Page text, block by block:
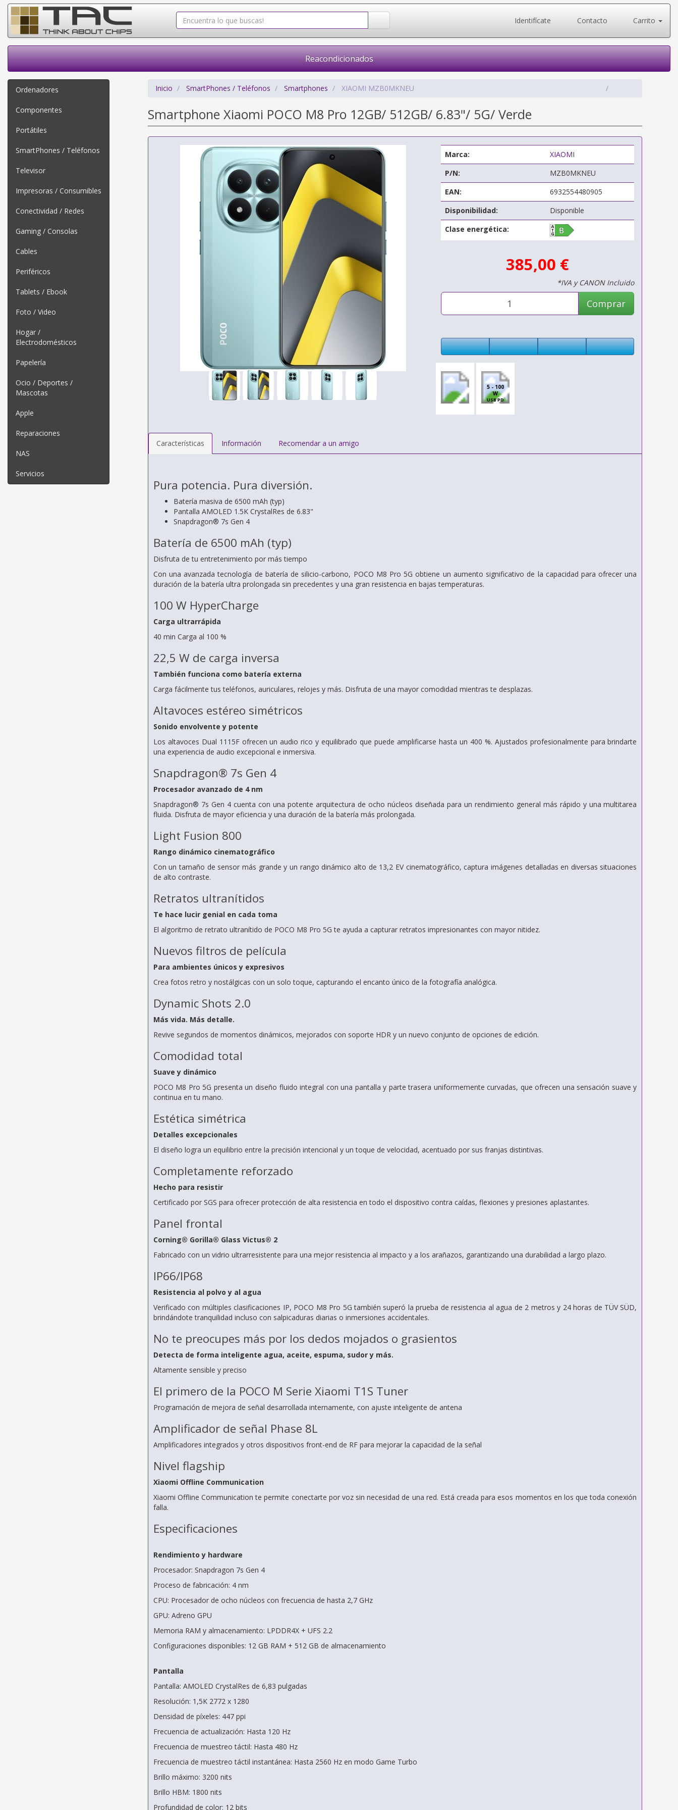
Identifícate Contacto Carrito
Reacondicionados
Ordenadores
Componentes
Portátiles
SmartPhones / Teléfonos
Televisor
Impresoras / Consumibles
Conectividad / Redes
Gaming / Consolas
Cables
Periféricos
Tablets / Ebook
Foto / Video
Hogar /
Electrodomésticos
Papelería
Ocio / Deportes /
Mascotas
Apple
Reparaciones
NAS
Servicios
Inicio SmartPhones / Teléfonos Smartphones XIAOMI MZB0MKNEU
Smartphone Xiaomi POCO M8 Pro 12GB/ 512GB/ 6.83"/ 5G/ Verde
Marca:
XIAOMI
P/N:
MZB0MKNEU
EAN:
6932554480905
Disponibilidad:
Disponible
Clase energética:
385,00 €
*IVA y CANON Incluido
Comprar
5 - 100
W
USB PD
Características Información Recomendar a un amigo
Pura potencia. Pura diversión.
Batería masiva de 6500 mAh (typ)
Pantalla AMOLED 1.5K CrystalRes de 6.83"
Snapdragon® 7s Gen 4
Batería de 6500 mAh (typ)
Disfruta de tu entretenimiento por más tiempo
Con una avanzada tecnología de batería de silicio-carbono, POCO M8 Pro 5G obtiene un aumento significativo de la capacidad para ofrecer una
duración de la batería ultra prolongada sin precedentes y una gran resistencia en bajas temperaturas.
100 W HyperCharge
Carga ultrarrápida
40 min Carga al 100 %
22,5 W de carga inversa
También funciona como batería externa
Carga fácilmente tus teléfonos, auriculares, relojes y más. Disfruta de una mayor comodidad mientras te desplazas.
Altavoces estéreo simétricos
Sonido envolvente y potente
Los altavoces Dual 1115F ofrecen un audio rico y equilibrado que puede amplificarse hasta un 400 %. Ajustados profesionalmente para brindarte
una experiencia de audio excepcional e inmersiva.
Snapdragon® 7s Gen 4
Procesador avanzado de 4 nm
Snapdragon® 7s Gen 4 cuenta con una potente arquitectura de ocho núcleos diseñada para un rendimiento general más rápido y una multitarea
fluida. Disfruta de mayor eficiencia y una duración de la batería más prolongada.
Light Fusion 800
Rango dinámico cinematográfico
Con un tamaño de sensor más grande y un rango dinámico alto de 13,2 EV cinematográfico, captura imágenes detalladas en diversas situaciones
de alto contraste.
Retratos ultranítidos
Te hace lucir genial en cada toma
El algoritmo de retrato ultranítido de POCO M8 Pro 5G te ayuda a capturar retratos impresionantes con mayor nitidez.
Nuevos filtros de película
Para ambientes únicos y expresivos
Crea fotos retro y nostálgicas con un solo toque, capturando el encanto único de la fotografía analógica.
Dynamic Shots 2.0
Más vida. Más detalle.
Revive segundos de momentos dinámicos, mejorados con soporte HDR y un nuevo conjunto de opciones de edición.
Comodidad total
Suave y dinámico
POCO M8 Pro 5G presenta un diseño fluido integral con una pantalla y parte trasera uniformemente curvadas, que ofrecen una sensación suave y
continua en tu mano.
Estética simétrica
Detalles excepcionales
El diseño logra un equilibrio entre la precisión intencional y un toque de velocidad, acentuado por sus franjas distintivas.
Completamente reforzado
Hecho para resistir
Certificado por SGS para ofrecer protección de alta resistencia en todo el dispositivo contra caídas, flexiones y presiones aplastantes.
Panel frontal
Corning® Gorilla® Glass Victus® 2
Fabricado con un vidrio ultrarresistente para una mejor resistencia al impacto y a los arañazos, garantizando una durabilidad a largo plazo.
IP66/IP68
Resistencia al polvo y al agua
Verificado con múltiples clasificaciones IP, POCO M8 Pro 5G también superó la prueba de resistencia al agua de 2 metros y 24 horas de TÜV SÜD,
brindándote tranquilidad incluso con salpicaduras diarias o inmersiones accidentales.
No te preocupes más por los dedos mojados o grasientos
Detecta de forma inteligente agua, aceite, espuma, sudor y más.
Altamente sensible y preciso
El primero de la POCO M Serie Xiaomi T1S Tuner
Programación de mejora de señal desarrollada internamente, con ajuste inteligente de antena
Amplificador de señal Phase 8L
Amplificadores integrados y otros dispositivos front-end de RF para mejorar la capacidad de la señal
Nivel flagship
Xiaomi Offline Communication
Xiaomi Offline Communication te permite conectarte por voz sin necesidad de una red. Está creada para esos momentos en los que toda conexión
falla.
Especificaciones
Rendimiento y hardware
Procesador: Snapdragon 7s Gen 4
Proceso de fabricación: 4 nm
CPU: Procesador de ocho núcleos con frecuencia de hasta 2,7 GHz
GPU: Adreno GPU
Memoria RAM y almacenamiento: LPDDR4X + UFS 2.2
Configuraciones disponibles: 12 GB RAM + 512 GB de almacenamiento
Pantalla
Pantalla: AMOLED CrystalRes de 6,83 pulgadas
Resolución: 1,5K 2772 x 1280
Densidad de píxeles: 447 ppi
Frecuencia de actualización: Hasta 120 Hz
Frecuencia de muestreo táctil: Hasta 480 Hz
Frecuencia de muestreo táctil instantánea: Hasta 2560 Hz en modo Game Turbo
Brillo máximo: 3200 nits
Brillo HBM: 1800 nits
Profundidad de color: 12 bits